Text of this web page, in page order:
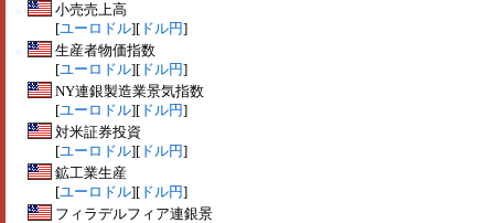
小売売上高
[ユーロドル][ ドル円]
生産者物価指数
[ユーロドル][ ドル円]
NY連銀製造業景気指数
[ユーロドル][ ドル円]
対米証券投資
[ユーロドル][ ドル円]
鉱工業生産
[ユーロドル][ ドル円]
フィラデルフィア連銀景